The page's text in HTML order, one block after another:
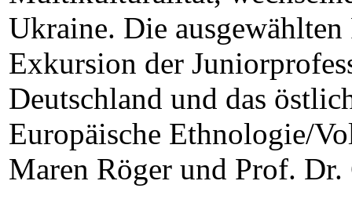
Ukraine. Die
Exkursion der
Deutschland und das
Europäische Ethnologie/
Maren Röger und Prof.